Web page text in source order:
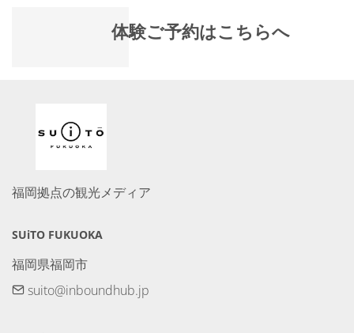
体験ご予約はこちらへ
福岡拠点の観光メディア
SUiTO FUKUOKA
福岡県福岡市
suito@inboundhub.jp